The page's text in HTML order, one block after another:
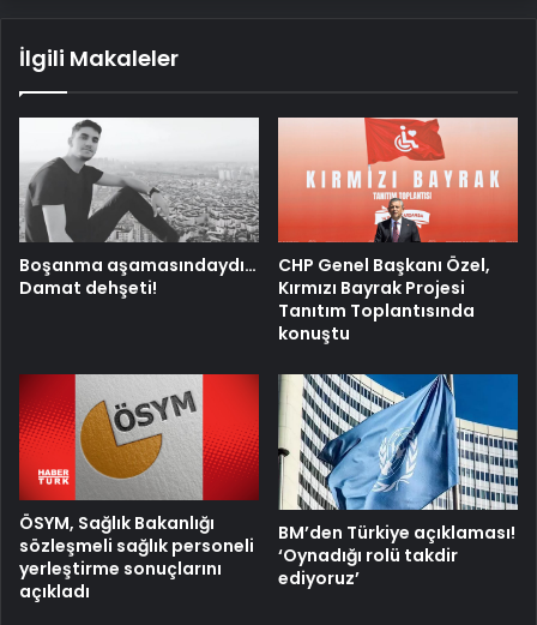
İlgili Makaleler
Boşanma aşamasındaydı…
Damat dehşeti!
CHP Genel Başkanı Özel,
Kırmızı Bayrak Projesi
Tanıtım Toplantısında
konuştu
ÖSYM, Sağlık Bakanlığı
sözleşmeli sağlık personeli
yerleştirme sonuçlarını
açıkladı
BM’den Türkiye açıklaması!
‘Oynadığı rolü takdir
ediyoruz’